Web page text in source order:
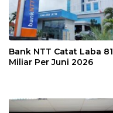
Bank NTT Catat Laba 81
Miliar Per Juni 2026